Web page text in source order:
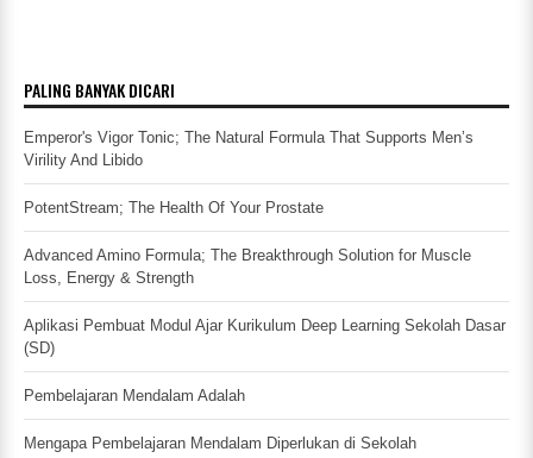
PALING BANYAK DICARI
Emperor's Vigor Tonic; The Natural Formula That Supports Men’s
Virility And Libido
PotentStream; The Health Of Your Prostate
Advanced Amino Formula; The Breakthrough Solution for Muscle
Loss, Energy & Strength
Aplikasi Pembuat Modul Ajar Kurikulum Deep Learning Sekolah Dasar
(SD)
Pembelajaran Mendalam Adalah
Mengapa Pembelajaran Mendalam Diperlukan di Sekolah